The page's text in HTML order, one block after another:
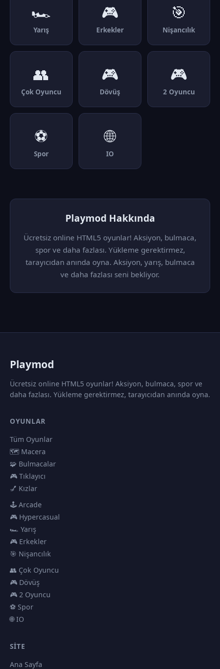
🏎️
Yarış
🎮
Erkekler
🎯
Nişancılık
👥
Çok Oyuncu
🎮
Dövüş
🎮
2 Oyuncu
⚽
Spor
🌐
IO
Playmod Hakkında
Ücretsiz online HTML5 oyunlar! Aksiyon, bulmaca,
spor ve daha fazlası. Yükleme gerektirmez,
tarayıcıdan anında oyna. Aksiyon, yarış, bulmaca
ve daha fazlası seni bekliyor.
Playmod
Ücretsiz online HTML5 oyunlar! Aksiyon, bulmaca, spor ve
daha fazlası. Yükleme gerektirmez, tarayıcıdan anında oyna.
OYUNLAR
Tüm Oyunlar
🗺️ Macera
🧩 Bulmacalar
🎮 Tıklayıcı
💅 Kızlar
🕹️ Arcade
🎮 Hypercasual
🏎️ Yarış
🎮 Erkekler
🎯 Nişancılık
👥 Çok Oyuncu
🎮 Dövüş
🎮 2 Oyuncu
⚽ Spor
🌐 IO
SITE
Ana Sayfa